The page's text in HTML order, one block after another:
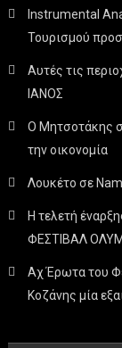
Instrumental
Τουρισμού
Αυτές τις
ΙΑΝΟΣ
Ο Μητσοτάκης
την οικονομία
Λουκέτο σε
Η τελετή
ΦΕΣΤΙΒΑΛ
Αχ Έρωτα του
Κοζάνης μία